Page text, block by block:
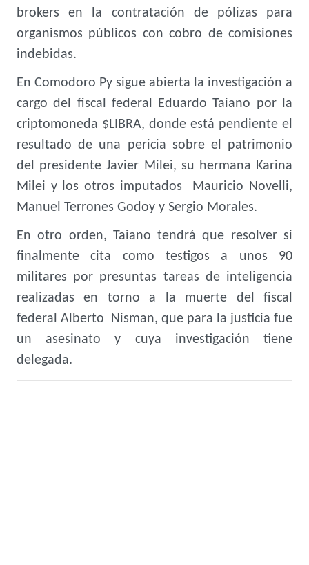
brokers en la contratación de pólizas para
organismos públicos con cobro de comisiones
indebidas.
En Comodoro Py sigue abierta la investigación a
cargo del fiscal federal Eduardo Taiano por la
criptomoneda $LIBRA, donde está pendiente el
resultado de una pericia sobre el patrimonio
del presidente Javier Milei, su hermana Karina
Milei y los otros imputados Mauricio Novelli,
Manuel Terrones Godoy y Sergio Morales.
En otro orden, Taiano tendrá que resolver si
finalmente cita como testigos a unos 90
militares por presuntas tareas de inteligencia
realizadas en torno a la muerte del fiscal
federal Alberto Nisman, que para la justicia fue
un asesinato y cuya investigación tiene
delegada.